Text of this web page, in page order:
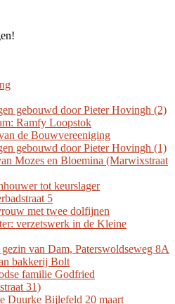
gebouwd door Pieter Hovingh (2)
Ramfy Loopstok
de Bouwvereeniging
gebouwd door Pieter Hovingh (1)
Mozes en Bloemina (Marwixstraat
tot keurslager
5
met twee dolfijnen
verzetswerk in de Kleine
gezin van Dam, Paterswoldseweg 8A
bakkerij Bolt
familie Godfried
31)
Duurke Bijlefeld 20 maart